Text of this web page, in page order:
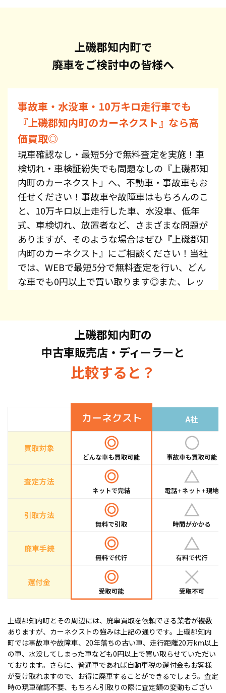
上磯郡知内町で
廃車をご検討中の皆様へ
事故車・水没車・10万キロ走行車でも
『上磯郡知内町のカーネクスト』なら高
価買取◎
現車確認なし・最短5分で無料査定を実施！車
検切れ・車検証紛失でも問題なしの『上磯郡知
内町のカーネクスト』へ、不動車・事故車もお
任せください！事故車や故障車はもちろんのこ
と、10万キロ以上走行した車、水没車、低年
式、車検切れ、放置者など、さまざまな問題が
ありますが、そのような場合はぜひ『上磯郡知
内町のカーネクスト』にご相談ください！当社
では、WEBで最短5分で無料査定を行い、どん
な車でも0円以上で買い取ります◎また、レッ
オデッセイ・スカイライン・CX-5・ジムニー
など、車種を問わずお持ち込みください。ま
た、高価買取している車種もございますので、
お気軽にお問い合わせください！
上磯郡知内町の
中古車販売店・ディーラーと
比較すると？
上磯郡知内町とその周辺には、廃車買取を依頼できる業者が複数
ありますが、カーネクストの強みは上記の通りです。上磯郡知内
町では事故車や故障車、20年落ちの古い車、走行距離20万km以上
の車、水没してしまった車なども0円以上で買い取らせていただい
ております。さらに、普通車であれば自動車税の還付金もお客様
が受け取れますので、お得に廃車することができるでしょう。査定
時の現車確認不要、もちろん引取りの際に査定額の変動もござい